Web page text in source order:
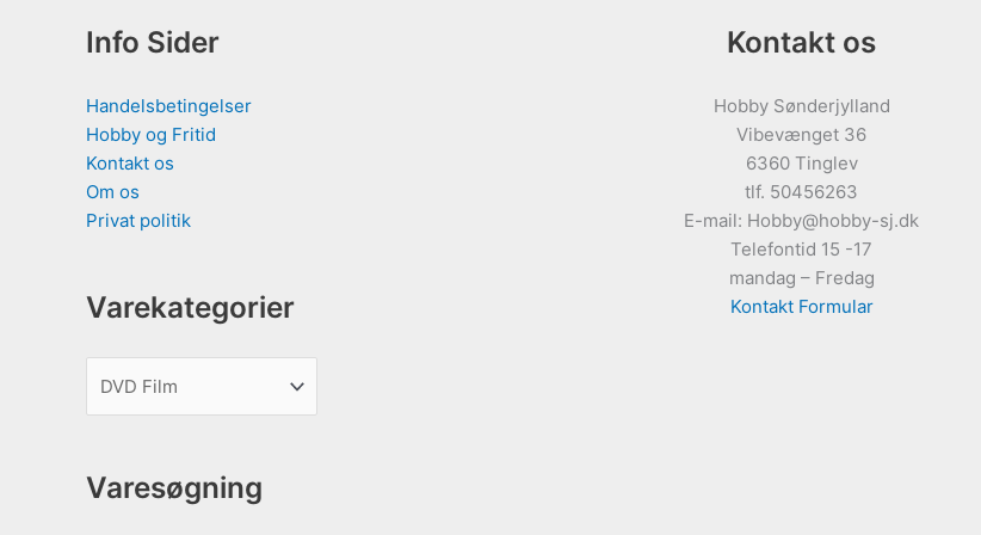
Info Sider
Handelsbetingelser
Hobby og Fritid
Kontakt os
Om os
Privat politik
Varekategorier
Varesøgning
Kontakt os
Hobby Sønderjylland
Vibevænget 36
6360 Tinglev
tlf. 50456263
E-mail: Hobby@hobby-sj.dk
Telefontid 15 -17
mandag – Fredag
Kontakt Formular